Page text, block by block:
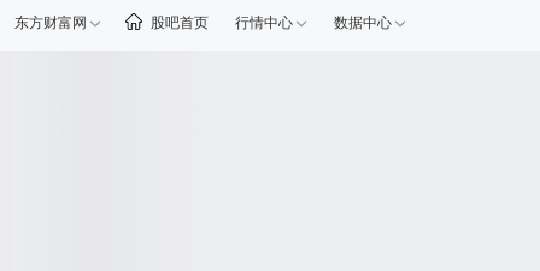
东方财富网 股吧首页 行情中心 数据中心